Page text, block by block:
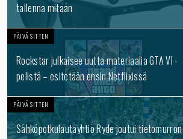
tallenna mitään
PÄIVÄ SITTEN
Rockstar julkaisee uutta materiaalia GTA VI -
pelistä – esitetään ensin Netflixissä
PÄIVÄ SITTEN
Sähköpotkulautayhtiö Ryde joutui tietomurron